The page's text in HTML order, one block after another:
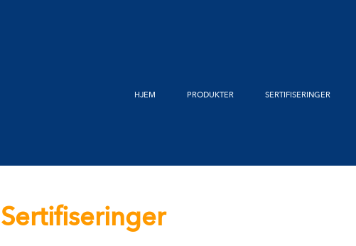
HJEM PRODUKTER SERTIFISERINGER
Sertifiseringer